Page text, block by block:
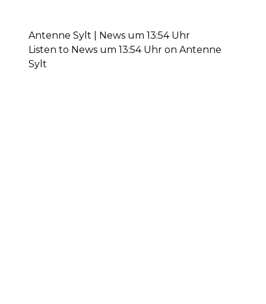
Antenne Sylt | News um 13:54 Uhr
Listen to News um 13:54 Uhr on Antenne
Sylt